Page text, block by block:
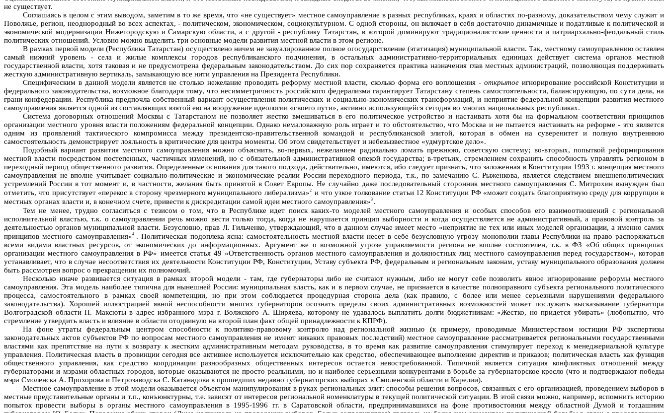
не существует.
Соглашаясь в целом с этим выводом, заметим в то же время, что «не существует» местное самоуправление в разных республиках, краях и областях по-разному, доказательством чему служит и
Поволжье, регион, неоднородный во всех аспектах, - политическом, экономическом, социокультурном. С одной стороны, он включает в себя достаточно динамичные и податливые к политической и
экономической модернизации Нижегородскую и Самарскую области, а с другой - республику Татарстан, в которой доминируют традиционалистские ценности и патриархально-феодальный стиль
политических отношений. Условно можно выделить три основные модели развития местной власти в этом регионе.
В рамках первой модели (Республика Татарстан) осуществлено ничем не завуалированное полное огосударствление (этатизация) муниципальной власти. Так, местному самоуправлению оставлен
самый нижний уровень - села и жилые комплексы городов республиканского подчинения, в остальных административно-территориальных единицах действует система органов местной
государственной власти, хотя таковая и не предусмотрена федеральным законодательством. До сих пор сохраняется практика назначения глав местных администраций, позволяющая поддерживать
жесткую административную вертикаль, замыкающую все нити управления на Президента Республики.
Специфическим в данной модели является не столько нежелание проводить реформу местной власти, сколько форма его воплощения - открытоеигнорирование российской Конституции и
федерального законодательства, возможное благодаря тому, что несимметричность российского федерализма гарантирует Татарстану степень самостоятельности, балансирующую, по сути дела, на
грани конфедерации. Республика предпочла собственный вариант осуществления политических и социально-экономических трансформаций, и неприятие федеральной концепции развития местного
самоуправления является одной из составляющих взятой ею на вооружение идеологии «своего пути», активно использующейся сегодня во многих национальных республиках.
Система договорных отношений Москвы с Татарстаном не позволяет жестко вмешиваться в его политическое устройство и настаивать хотя бы на формальном соответствии принципов
организации местного уровня власти положениям федеральной концепции. Однако немаловажную роль играет и то обстоятельство, что Москва и не пытается настаивать на реформе - это является
одним из проявлений тактического компромисса между президентско-правительственной командой и республиканской элитой, которая в обмен на суверенитет и полную внутреннюю
самостоятельность демонстрирует лояльность в критические для центра моменты. Об этом свидетельствует и небезызвестное «удмуртское дело».
Подобный вариант развития местного самоуправления можно объяснить, во-первых, нежеланием радикально ломать прежнюю, советскую систему; во-вторых, попыткой реформирования
местной власти посредством постепенных, частичных изменений, но с обязательной административной опекой государства; в-третьих, стремлением сохранить способность управлять регионом в
переходный период общественного развития. Определенные основания для такого подхода, действительно, имеются, ибо следует признать, что заложенная в Конституции 1993 г. концепция местного
самоуправления не вполне учитывает социально-политические и экономические реалии России переходного периода, т.к., по замечанию С. Рыженкова, является следствием внешнеполитических
устремлений России в тот момент и, в частности, желания быть принятой в Совет Европы. Не случайно даже последовательный сторонник местного самоуправления С. Митрохин вынужден был
отметить, что присутствует «перекос в сторону чрезмерного муниципального либерализма»2
и что узкое толкование статьи 12 Конституции РФ «может создать благоприятную среду для коррупции в
местных органах власти и, в конечном счете, привести к дискредитации самой идеи местного самоуправления»3 .
Тем не менее, трудно согласиться с тезисом о том, что в Республике идет поиск каких-то моделей местного самоуправления и особых способов его взаимоотношений с региональной
исполнительной властью, т.к. о самоуправлении речь можно вести только тогда, когда не нарушается принцип выборности и когда осуществляется не административный, а правовой контроль за
деятельностью органов муниципальной власти. Безусловно, прав Л. Гильченко, утверждающий, что в данном случае имеет место «неприятие не тех или иных моделей организации, а именно самих
принципов местного самоуправления»4 . Политическая подоплека ясна: самостоятельность местной власти несет в себе безусловную угрозу монополии главы Республики на право распоряжаться
всеми видами властных ресурсов, от экономических до информационных. Аргумент же о возможной угрозе управляемости региона не вполне состоятелен, т.к. в ФЗ «Об общих принципах
организации местного самоуправления в РФ» имеется статья 49 «Ответственность органов местного самоуправления и должностных лиц местного самоуправления перед государством», которая
устанавливает, что в случае несоответствия их деятельности Конституции РФ, Конституции, Уставу субъекта РФ, федеральным и региональным законам, уставу муниципального образования должен
быть рассмотрен вопрос о прекращении их полномочий.
Несколько иначе развивается ситуация в рамках второй модели - там, где губернаторы либо не считают нужным, либо не могут себе позволить явное игнорирование реформы местного
самоуправления. Эта модель наиболее типична для нынешней России: муниципальная власть, как и в первом случае, не признается в качестве полноправного субъекта регионального политического
процесса, самостоятельного в рамках своей компетенции, но при этом соблюдается процедурная сторона дела (как правило, с более или менее серьезными нарушениями федерального
законодательства). Хорошей иллюстрацией явной неспособности многих губернаторов осознать пределы своих административных возможностей может послужить высказывание губернатора
Волгоградской области Н. Максюты в адрес избранного мэра г. Волжского А. Ширяева, которому не удавалось выплатить долги бюджетникам: «Жестко, но придется убирать» (любопытно, что
стремление утвердить власть и влияние в области отодвинуло на второй план факт общей принадлежности к КПРФ).
На фоне утраты федеральным центром способности к политико-правовому контролю над региональной жизнью (к примеру, проводимые Министерством юстиции РФ экспертизы
законодательных актов субъектов РФ по вопросам местного самоуправления не имеют никаких правовых последствий) местное самоуправление рассматривается региональными государственными
властями как препятствие на пути к возврату к жестким административным методам руководства, в то время как развитие самоуправления стимулирует переход к менеджериальной культуре
управления. Политическая власть в провинции сегодня все активнее используется исключительно как средство, обеспечивающее выполнение директив и приказов; политическая власть как функция
общественного управления, как средство координации разнообразных общественных интересов остается невостребованной. Типичной является ситуация конфликтных отношений между
губернаторами и мэрами областных городов, которые оказываются не просто реальными, но и наиболее серьезными конкурентами в борьбе за губернаторское кресло (что и подтверждают победы
мэра Смоленска А. Прохорова и Петрозаводска С. Катанадова в прошедших недавно губернаторских выборах в Смоленской области и Карелии).
Местное самоуправление в этой модели оказывается объектом манипулирования в руках региональных элит: способы решения вопросов, связанных с его организацией, проведением выборов в
местные представительные органы и т.п., конъюнктурны, т.е. зависят от интересов региональной номенклатуры в текущей политической ситуации. В этой связи можно, например, вспомнить историю
попыток провести выборы в органы местного самоуправления в 1995-1996 гг. в Саратовской области, предпринимавшихся на фоне противостояния между областной Думой и тогдашним